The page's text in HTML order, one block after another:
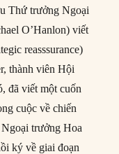
Thứ trưởng Ngoại
O’Hanlon) viết
reasssurance)
thành viên Hội
đã viết một cuốn
cuộc về chiến
trưởng Hoa
ký về giai đoạn